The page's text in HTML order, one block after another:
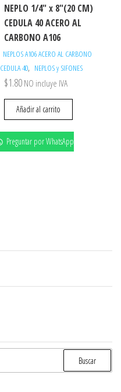
NEPLO 1/4″ x 8″(20 CM)
CEDULA 40 ACERO AL
CARBONO A106
NEPLOS A106 ACERO AL CARBONO
CEDULA 40, NEPLOS y SIFONES
$1.80 NO incluye IVA
Añadir al carrito
Preguntar por WhatsApp